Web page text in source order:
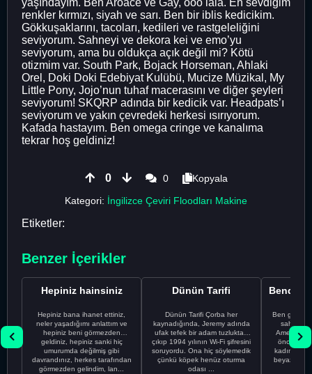
renkler kırmızı, siyah ve sarı. Ben bir iblis kedicikim.
Gökkuşaklarını, tacoları, kedileri ve rastgeleliğini
seviyorum. Sahneyi ve dekora kei ve emo’yu
seviyorum, ama bu oldukça açık değil mi? Kötü
otizmim var. South Park, Bojack Horseman, Ahlaki
Orel, Doki Doki Edebiyat Kulübü, Mucize Müzikal, My
Little Pony, Jojo’nun tuhaf macerasını ve diğer şeyleri
seviyorum! SKQRP adında bir kedicik var. Headpats’ı
seviyorum ve yakın çevredeki herkesi ısırıyorum.
Kafada hastayım. Ben omega cringe ve kanalıma
tekrar hoş geldiniz!
0 0
Kopyala
Kategori: İngilizce Çeviri Floodları Makine
Etiketler:
Benzer İçerikler
Hepiniz hainsiniz
Hepiniz bana ihanet ettiniz,
neler yaşadığımı anlattım ve
hepiniz beni görmezden
geldiniz, hepiniz sanki hiç
umurumda değilmiş gibi
davrandınız, herkes tarafından
görmezden gelindim, lan...
Dünün Tarifi
Dünün Tarifi Çorba her
kaynadığında, Jeremy adında
ufak tefek bir adam tuzluktan
çıkıp 1994 yılının Wi-Fi şifresini
soruyordu. Ona hiç söylemedik
çünkü köpek henüz oturma
odası ...
Ben gururlu
sahip
önce
kadınla
beyaz